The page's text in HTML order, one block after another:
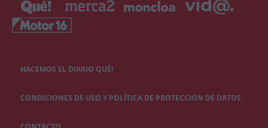
HACEMOS EL DIARIO QUÉ!
CONDICIONES DE USO Y POLÍTICA DE PROTECCIÓN DE DATOS